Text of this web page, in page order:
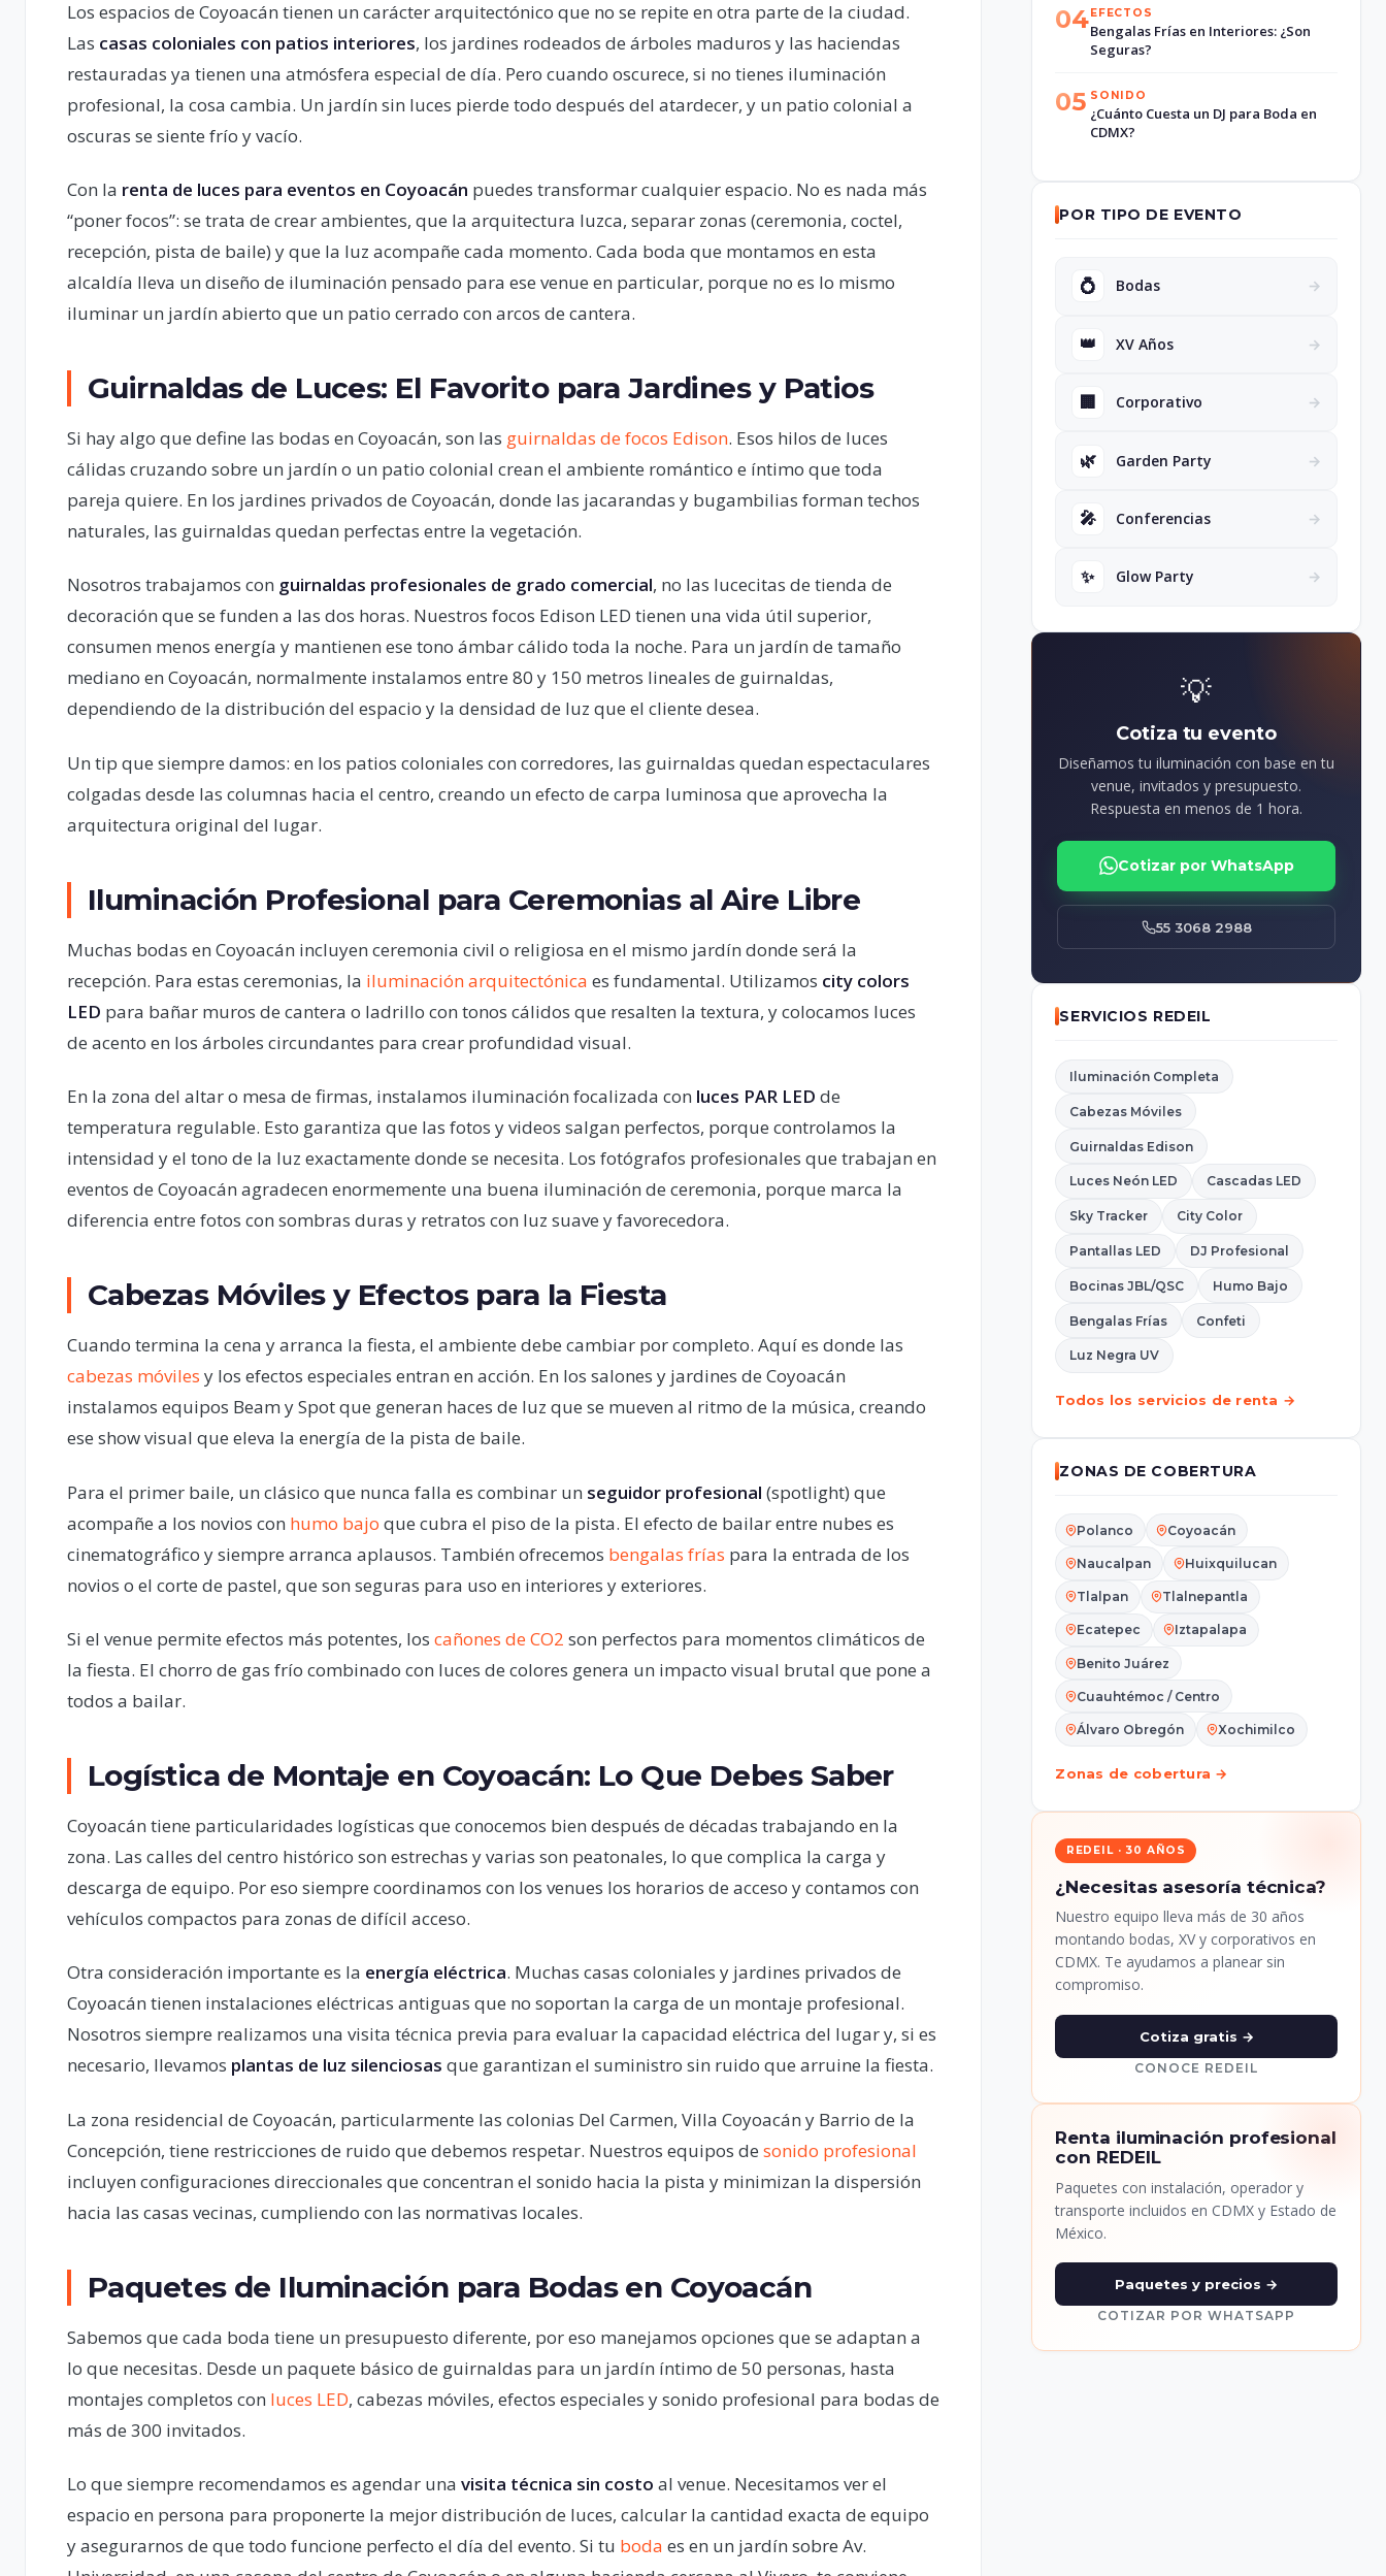
Los espacios de Coyoacán tienen un carácter arquitectónico que no se repite en otra parte de la ciudad.
Las casas coloniales con patios interiores, los jardines rodeados de árboles maduros y las haciendas
restauradas ya tienen una atmósfera especial de día. Pero cuando oscurece, si no tienes iluminación
profesional, la cosa cambia. Un jardín sin luces pierde todo después del atardecer, y un patio colonial a
oscuras se siente frío y vacío.
Con la renta de luces para eventos en Coyoacán puedes transformar cualquier espacio. No es nada más
“poner focos”: se trata de crear ambientes, que la arquitectura luzca, separar zonas (ceremonia, coctel,
recepción, pista de baile) y que la luz acompañe cada momento. Cada boda que montamos en esta
alcaldía lleva un diseño de iluminación pensado para ese venue en particular, porque no es lo mismo
iluminar un jardín abierto que un patio cerrado con arcos de cantera.
Guirnaldas de Luces: El Favorito para Jardines y Patios
Si hay algo que define las bodas en Coyoacán, son las guirnaldas de focos Edison. Esos hilos de luces
cálidas cruzando sobre un jardín o un patio colonial crean el ambiente romántico e íntimo que toda
pareja quiere. En los jardines privados de Coyoacán, donde las jacarandas y bugambilias forman techos
naturales, las guirnaldas quedan perfectas entre la vegetación.
Nosotros trabajamos con guirnaldas profesionales de grado comercial, no las lucecitas de tienda de
decoración que se funden a las dos horas. Nuestros focos Edison LED tienen una vida útil superior,
consumen menos energía y mantienen ese tono ámbar cálido toda la noche. Para un jardín de tamaño
mediano en Coyoacán, normalmente instalamos entre 80 y 150 metros lineales de guirnaldas,
dependiendo de la distribución del espacio y la densidad de luz que el cliente desea.
Un tip que siempre damos: en los patios coloniales con corredores, las guirnaldas quedan espectaculares
colgadas desde las columnas hacia el centro, creando un efecto de carpa luminosa que aprovecha la
arquitectura original del lugar.
Iluminación Profesional para Ceremonias al Aire Libre
Muchas bodas en Coyoacán incluyen ceremonia civil o religiosa en el mismo jardín donde será la
recepción. Para estas ceremonias, la iluminación arquitectónica es fundamental. Utilizamos city colors
LED para bañar muros de cantera o ladrillo con tonos cálidos que resalten la textura, y colocamos luces
de acento en los árboles circundantes para crear profundidad visual.
En la zona del altar o mesa de firmas, instalamos iluminación focalizada con luces PAR LED de
temperatura regulable. Esto garantiza que las fotos y videos salgan perfectos, porque controlamos la
intensidad y el tono de la luz exactamente donde se necesita. Los fotógrafos profesionales que trabajan en
eventos de Coyoacán agradecen enormemente una buena iluminación de ceremonia, porque marca la
diferencia entre fotos con sombras duras y retratos con luz suave y favorecedora.
Cabezas Móviles y Efectos para la Fiesta
Cuando termina la cena y arranca la fiesta, el ambiente debe cambiar por completo. Aquí es donde las
cabezas móviles y los efectos especiales entran en acción. En los salones y jardines de Coyoacán
instalamos equipos Beam y Spot que generan haces de luz que se mueven al ritmo de la música, creando
ese show visual que eleva la energía de la pista de baile.
Para el primer baile, un clásico que nunca falla es combinar un seguidor profesional (spotlight) que
acompañe a los novios con humo bajo que cubra el piso de la pista. El efecto de bailar entre nubes es
cinematográfico y siempre arranca aplausos. También ofrecemos bengalas frías para la entrada de los
novios o el corte de pastel, que son seguras para uso en interiores y exteriores.
Si el venue permite efectos más potentes, los cañones de CO2 son perfectos para momentos climáticos de
la fiesta. El chorro de gas frío combinado con luces de colores genera un impacto visual brutal que pone a
todos a bailar.
Logística de Montaje en Coyoacán: Lo Que Debes Saber
Coyoacán tiene particularidades logísticas que conocemos bien después de décadas trabajando en la
zona. Las calles del centro histórico son estrechas y varias son peatonales, lo que complica la carga y
descarga de equipo. Por eso siempre coordinamos con los venues los horarios de acceso y contamos con
vehículos compactos para zonas de difícil acceso.
Otra consideración importante es la energía eléctrica. Muchas casas coloniales y jardines privados de
Coyoacán tienen instalaciones eléctricas antiguas que no soportan la carga de un montaje profesional.
Nosotros siempre realizamos una visita técnica previa para evaluar la capacidad eléctrica del lugar y, si es
necesario, llevamos plantas de luz silenciosas que garantizan el suministro sin ruido que arruine la fiesta.
La zona residencial de Coyoacán, particularmente las colonias Del Carmen, Villa Coyoacán y Barrio de la
Concepción, tiene restricciones de ruido que debemos respetar. Nuestros equipos de sonido profesional
incluyen configuraciones direccionales que concentran el sonido hacia la pista y minimizan la dispersión
hacia las casas vecinas, cumpliendo con las normativas locales.
Paquetes de Iluminación para Bodas en Coyoacán
Sabemos que cada boda tiene un presupuesto diferente, por eso manejamos opciones que se adaptan a
lo que necesitas. Desde un paquete básico de guirnaldas para un jardín íntimo de 50 personas, hasta
montajes completos con luces LED, cabezas móviles, efectos especiales y sonido profesional para bodas de
más de 300 invitados.
Lo que siempre recomendamos es agendar una visita técnica sin costo al venue. Necesitamos ver el
espacio en persona para proponerte la mejor distribución de luces, calcular la cantidad exacta de equipo
y asegurarnos de que todo funcione perfecto el día del evento. Si tu boda es en un jardín sobre Av.
04EFECTOS
Bengalas Frías en Interiores: ¿Son
Seguras?
05 SONIDO
¿Cuánto Cuesta un DJ para Boda en
CDMX?
POR TIPO DE EVENTO
💍 Bodas →
👑 XV Años →
🏢 Corporativo →
🌿 Garden Party →
🎤 Conferencias →
✨ Glow Party →
💡
Cotiza tu evento
Diseñamos tu iluminación con base en tu
venue, invitados y presupuesto.
Respuesta en menos de 1 hora.
Cotizar por WhatsApp
55 3068 2988
SERVICIOS REDEIL
Iluminación Completa
Cabezas Móviles
Guirnaldas Edison
Luces Neón LED Cascadas LED
Sky Tracker City Color
Pantallas LED DJ Profesional
Bocinas JBL/QSC Humo Bajo
Bengalas Frías Confeti
Luz Negra UV
Todos los servicios de renta →
ZONAS DE COBERTURA
Polanco Coyoacán
Naucalpan Huixquilucan
Tlalpan Tlalnepantla
Ecatepec Iztapalapa
Benito Juárez
Cuauhtémoc / Centro
Álvaro Obregón Xochimilco
Zonas de cobertura →
REDEIL · 30 AÑOS
¿Necesitas asesoría técnica?
Nuestro equipo lleva más de 30 años
montando bodas, XV y corporativos en
CDMX. Te ayudamos a planear sin
compromiso.
Cotiza gratis →
CONOCE REDEIL
Renta iluminación profesional
con REDEIL
Paquetes con instalación, operador y
transporte incluidos en CDMX y Estado de
México.
Paquetes y precios →
COTIZAR POR WHATSAPP